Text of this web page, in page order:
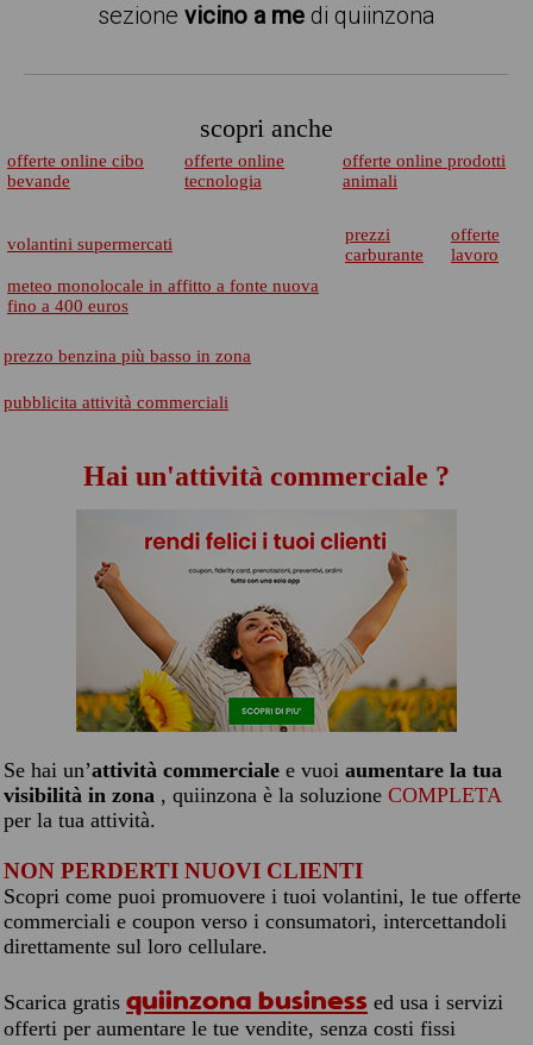
sezione vicino a medi quiinzona
scopri anche
offerte online cibo
bevande
offerte online
tecnologia
offerte online prodotti
animali
volantini supermercati
prezzi
carburante
offerte
lavoro
meteo monolocale in affitto a fonte nuova
fino a 400 euros
prezzo benzina più basso in zona
pubblicita attività commerciali
Hai un'attività commerciale ?
Se hai un’attività commerciale e vuoi aumentare la tua
visibilità in zona , quiinzona è la soluzione COMPLETA
per la tua attività.
NON PERDERTI NUOVI CLIENTI
Scopri come puoi promuovere i tuoi volantini, le tue offerte
commerciali e coupon verso i consumatori, intercettandoli
direttamente sul loro cellulare.
Scarica gratis quiinzona business ed usa i servizi
offerti per aumentare le tue vendite, senza costi fissi